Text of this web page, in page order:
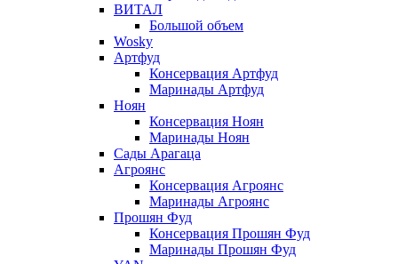
ВИТАЛ
Большой объем
Wosky
Артфуд
Консервация Артфуд
Маринады Артфуд
Ноян
Консервация Ноян
Маринады Ноян
Сады Арагаца
Агроянс
Консервация Агроянс
Маринады Агроянс
Прошян Фуд
Консервация Прошян Фуд
Маринады Прошян Фуд